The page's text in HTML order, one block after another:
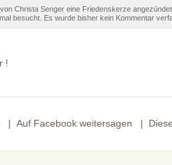
Christa Senger eine Friedenskerze angezündet.
besucht. Es wurde bisher kein Kommentar
!
Auf Facebook weitersagen